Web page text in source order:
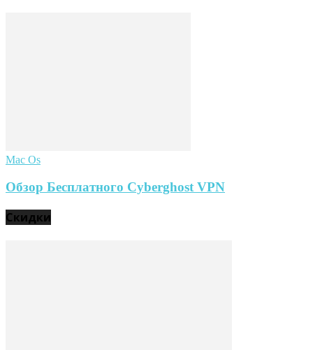
Mac Os
Обзор Бесплатного Cyberghost VPN
Скидки